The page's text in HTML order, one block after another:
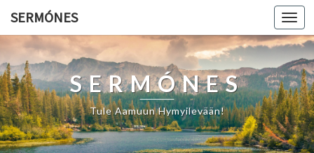
SERMÓNES
SERMÓNES
Tule Aamuun Hymyilevään!